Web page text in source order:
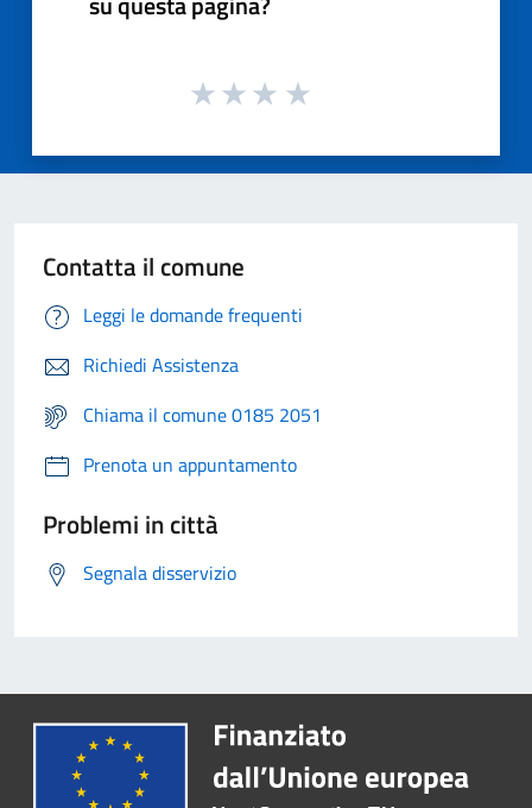
Contatta il comune
Leggi le domande frequenti
Richiedi Assistenza
Chiama il comune 0185 2051
Prenota un appuntamento
Problemi in città
Segnala disservizio